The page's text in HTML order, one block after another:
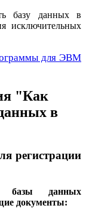
базу данных в
исключительных
для ЭВМ
"Как
в
регистрации
базы данных
документы: